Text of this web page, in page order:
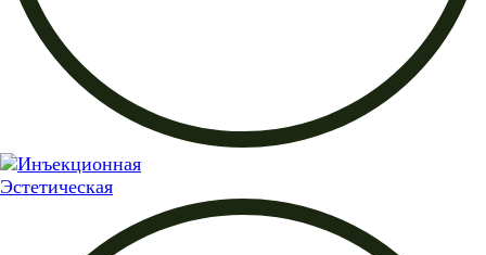
Эстетическая